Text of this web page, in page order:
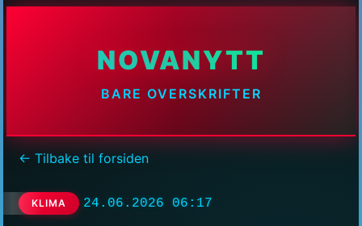
NOVANYTT
BARE OVERSKRIFTER
← Tilbake til forsiden
KLIMA 24.06.2026 06:17